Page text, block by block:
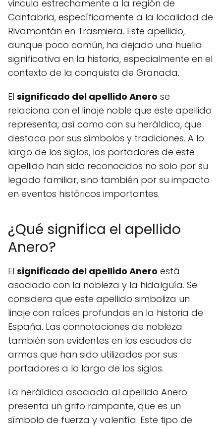
vincula estrechamente a la región de
Cantabria, específicamente a la localidad de
Rivamontán en Trasmiera. Este apellido,
aunque poco común, ha dejado una huella
significativa en la historia, especialmente en el
contexto de la conquista de Granada.
El significado del apellido Anero se
relaciona con el linaje noble que este apellido
representa, así como con su heráldica, que
destaca por sus símbolos y tradiciones. A lo
largo de los siglos, los portadores de este
apellido han sido reconocidos no solo por su
legado familiar, sino también por su impacto
en eventos históricos importantes.
¿Qué significa el apellido
Anero?
El significado del apellido Anero está
asociado con la nobleza y la hidalguía. Se
considera que este apellido simboliza un
linaje con raíces profundas en la historia de
España. Las connotaciones de nobleza
también son evidentes en los escudos de
armas que han sido utilizados por sus
portadores a lo largo de los siglos.
La heráldica asociada al apellido Anero
presenta un grifo rampante, que es un
símbolo de fuerza y valentía. Este tipo de